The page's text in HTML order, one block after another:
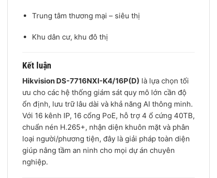
Trung tâm thương mại – siêu thị
Khu dân cư, khu đô thị
Kết luận
Hikvision DS-7716NXI-K4/16P(D) là lựa chọn tối
ưu cho các hệ thống giám sát quy mô lớn cần độ
ổn định, lưu trữ lâu dài và khả năng AI thông minh.
Với 16 kênh IP, 16 cổng PoE, hỗ trợ 4 ổ cứng 40TB,
chuẩn nén H.265+, nhận diện khuôn mặt và phân
loại người/phương tiện, đây là giải pháp toàn diện
giúp nâng tầm an ninh cho mọi dự án chuyên
nghiệp.